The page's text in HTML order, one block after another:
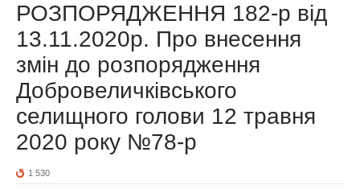
РОЗПОРЯДЖЕННЯ 182-р від
13.11.2020р. Про внесення
змін до розпорядження
Добровеличківського
селищного голови 12 травня
2020 року №78-р
1 530